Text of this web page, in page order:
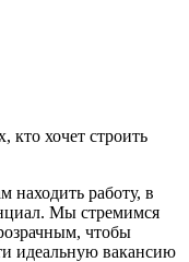
кто хочет строить
работу, в
Мы стремимся
чтобы
идеальную вакансию